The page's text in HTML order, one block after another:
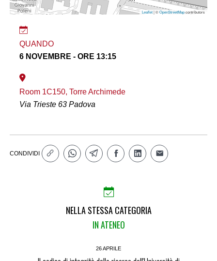
Leaflet| ©OpenStreetMapcontributors
QUANDO
6 NOVEMBRE - ORE 13:15
Room 1C150, Torre Archimede
Via Trieste 63 Padova
CONDIVIDI
NELLA STESSA CATEGORIA
IN ATENEO
26 APRILE